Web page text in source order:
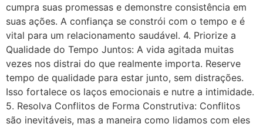
cumpra suas promessas e demonstre consistência em
suas ações. A confiança se constrói com o tempo e é
vital para um relacionamento saudável. 4. Priorize a
Qualidade do Tempo Juntos: A vida agitada muitas
vezes nos distrai do que realmente importa. Reserve
tempo de qualidade para estar junto, sem distrações.
Isso fortalece os laços emocionais e nutre a intimidade.
5. Resolva Conflitos de Forma Construtiva: Conflitos
são inevitáveis, mas a maneira como lidamos com eles